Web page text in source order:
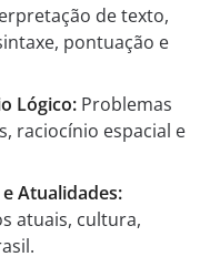
de texto,
pontuação e
Lógico: Problemas
raciocínio espacial e
Atualidades:
atuais, cultura,